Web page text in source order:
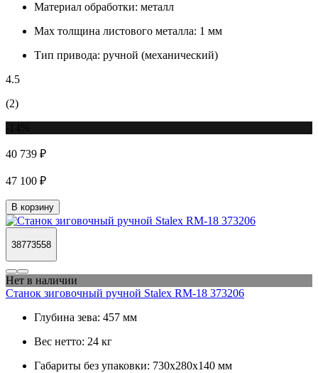
Материал обработки: металл
Max толщина листового металла: 1 мм
Тип привода: ручной (механический)
4.5
(2)
40 739 ₽
47 100 ₽
В корзину
38773558
Нет в наличии
Станок зиговочный ручной Stalex RM-18 373206
Глубина зева: 457 мм
Вес нетто: 24 кг
Габариты без упаковки: 730х280х140 мм